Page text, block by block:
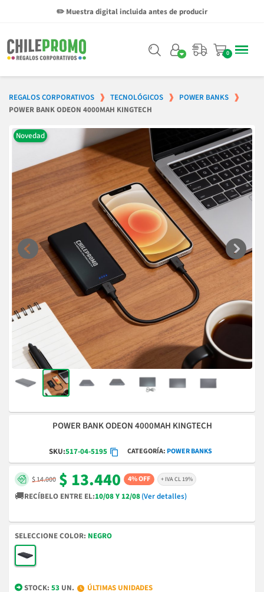
✏️ Muestra digital incluida antes de producir
REGALOS CORPORATIVOS TECNOLÓGICOS
POWER BANKS
POWER BANK ODEON 4000MAH KINGTECH
Novedad
POWER BANK ODEON 4000MAH KINGTECH
SKU:517-04-5195 CATEGORÍA POWER BANKS
$ 14.000 $ 13.440 4% OFF + IVA CL 19%
🚚RECÍBELO ENTRE EL:10/08 Y 12/08(Ver detalles)
COLOR NEGRO
STOCK: 53 UN. ÚLTIMAS UNIDADES